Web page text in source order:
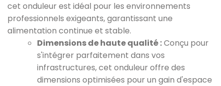
cet onduleur est idéal pour les environnements
professionnels exigeants, garantissant une
alimentation continue et stable.
Dimensions de haute qualité :Conçu pour
s'intégrer parfaitement dans vos
infrastructures, cet onduleur offre des
dimensions optimisées pour un gain d'espace